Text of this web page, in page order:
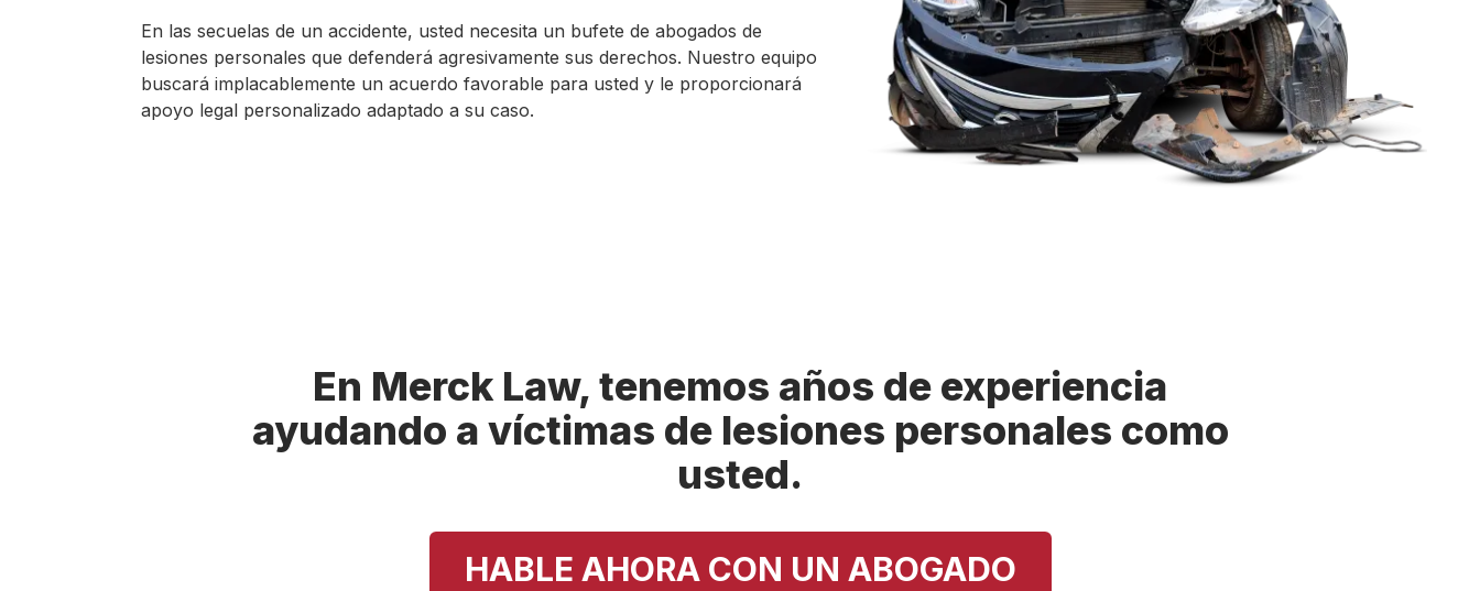
En las secuelas de un accidente, usted necesita un bufete de abogados de
lesiones personales que defenderá agresivamente sus derechos. Nuestro equipo
buscará implacablemente un acuerdo favorable para usted y le proporcionará
apoyo legal personalizado adaptado a su caso.
Las compañías de seguros son conocidas por ofrecer acuerdos rápidos y a la
baja. Antes de aceptar cualquier oferta, consulte con un abogado de lesiones
personales. Nuestros abogados son expertos en contrarrestar las tácticas de
seguros y negociar para asegurar su recompensa. No deje que la compañía de
seguros le defraude, hable con nosotros primero para asegurarse de que sus
En Merck Law, tenemos años de experiencia
ayudando a víctimas de lesiones personales como
usted.
HABLE AHORA CON UN ABOGADO